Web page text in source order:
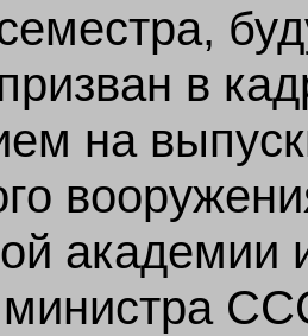
в
на
академии
министра